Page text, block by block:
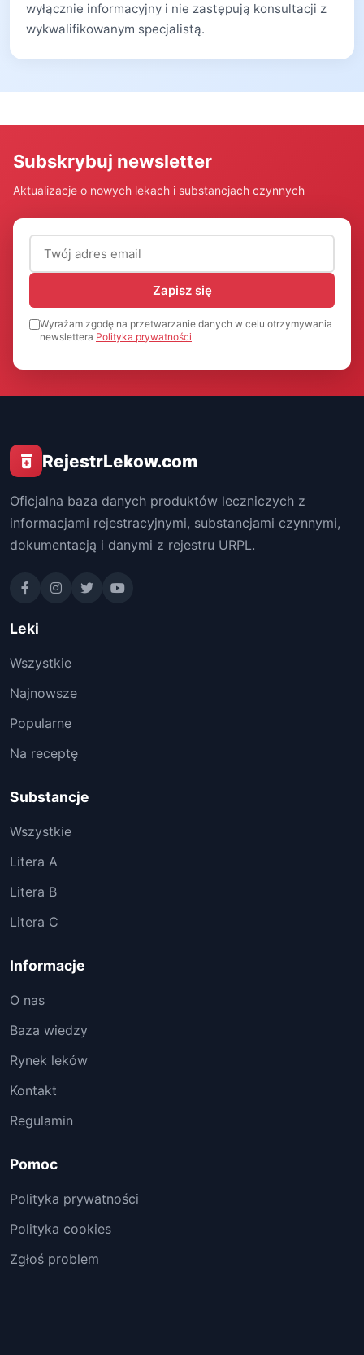
wyłącznie informacyjny i nie zastępują konsultacji z
wykwalifikowanym specjalistą.
Subskrybuj newsletter
Aktualizacje o nowych lekach i substancjach czynnych
Adres email (wymagany)
Zapisz się
Wyrażam zgodę na przetwarzanie danych w celu otrzymywania
newslettera Polityka prywatności
RejestrLekow.com
Oficjalna baza danych produktów leczniczych z
informacjami rejestracyjnymi, substancjami czynnymi,
dokumentacją i danymi z rejestru URPL.
Leki
Wszystkie
Najnowsze
Popularne
Na receptę
Substancje
Wszystkie
Litera A
Litera B
Litera C
Informacje
O nas
Baza wiedzy
Rynek leków
Kontakt
Regulamin
Pomoc
Polityka prywatności
Polityka cookies
Zgłoś problem